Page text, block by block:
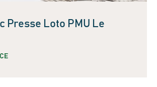
Presse Loto PMU Le